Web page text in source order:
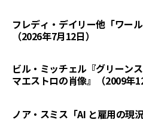
フレディ・デイリー他「ワー
（2026年7月12日）
ビル・ミッチェル『グリーン
マエストロの肖像』（2009年
ノア・スミス「AI と雇用の現